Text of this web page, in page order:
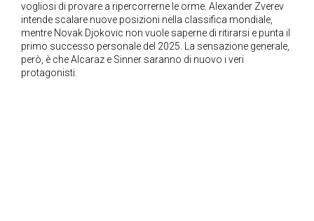
vogliosi di provare a ripercorrerne le orme. Alexander Zverev
intende scalare nuove posizioni nella classifica mondiale,
mentre Novak Djokovic non vuole saperne di ritirarsi e punta il
primo successo personale del 2025. La sensazione generale,
però, è che Alcaraz e Sinner saranno di nuovo i veri
protagonisti.